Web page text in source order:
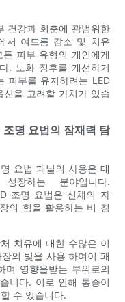
건강과 회춘에 광범위한
서 여드름 감소 및 치유
피부 유형의 개인에게
. 노화 징후를 개선하거
피부를 유지하려는 LED
을 고려할 가치가 있습
명 요법의 잠재력 탐
요법 패널의 사용은 대
하는 분야입니다.
조명 요법은 신체의 자
의 힘을 활용하는 비 침
치유에 대한 수많은 이
의 빛을 사용 하여이 패
며 영향을받는 부위로의
니다. 이로 인해 통증이
수 있습니다.